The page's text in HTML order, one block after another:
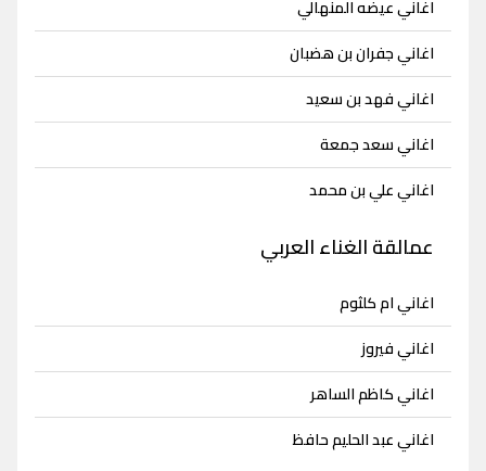
اغاني عيضه المنهالي
اغاني جفران بن هضبان
اغاني فهد بن سعيد
اغاني سعد جمعة
اغاني علي بن محمد
عمالقة الغناء العربي
اغاني ام كلثوم
اغاني فيروز
اغاني كاظم الساهر
اغاني عبد الحليم حافظ